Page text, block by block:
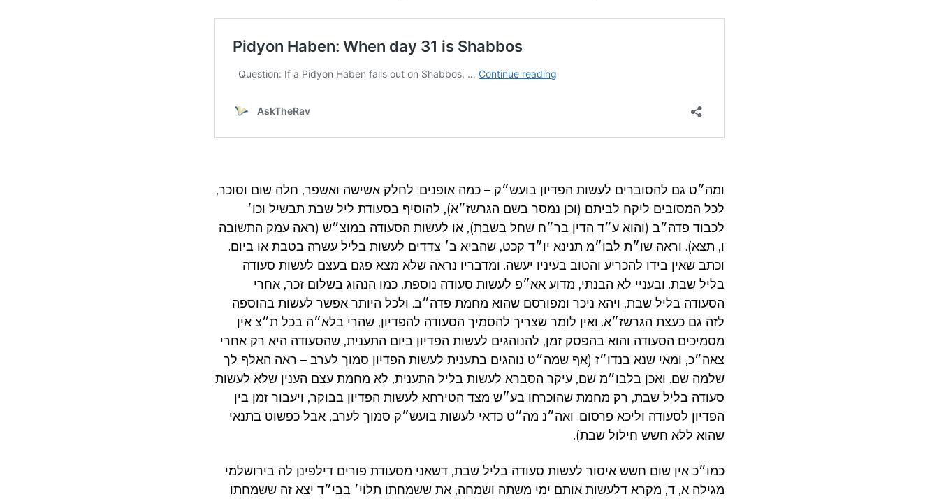
ומה״ט גם להסוברים לעשות הפדיון בועש״ק – כמה אופנים: לחלק אשישה ואשפר, חלה שום וסוכר,
לכל המסובים ליקח לביתם (וכן נמסר בשם הגרשז״א), להוסיף בסעודת ליל שבת תבשיל וכו׳
לכבוד פדה״ב (והוא ע״ד הדין בר״ח שחל בשבת), או לעשות הסעודה במוצ״ש (ראה עמק התשובה
ו, תצא). וראה שו״ת לבו״מ תנינא יו״ד קכט, שהביא ב׳ צדדים לעשות בליל עשרה בטבת או ביום.
וכתב שאין בידו להכריע והטוב בעיניו יעשה. ומדבריו נראה שלא מצא פגם בעצם לעשות סעודה
בליל שבת. ובעניי לא הבנתי, מדוע אא״פ לעשות סעודה נוספת, כמו הנהוג בשלום זכר, אחרי
הסעודה בליל שבת, ויהא ניכר ומפורסם שהוא מחמת פדה״ב. ולכל היותר אפשר לעשות בהוספה
לזה גם כעצת הגרשז״א. ואין לומר שצריך להסמיך הסעודה להפדיון, שהרי בלא״ה בכל ת״צ אין
מסמיכים הסעודה והוא בהפסק זמן, להנוהגים לעשות הפדיון ביום התענית, שהסעודה היא רק אחרי
צאה״כ, ומאי שנא בנדו״ז (אף שמה״ט נוהגים בתענית לעשות הפדיון סמוך לערב – ראה האלף לך
שלמה שם. ואכן בלבו״מ שם, עיקר הסברא לעשות בליל התענית, לא מחמת עצם הענין שלא לעשות
סעודה בליל שבת, רק מחמת שהוכרחו בע״ש מצד הטירחא לעשות הפדיון בבוקר, ויעבור זמן בין
הפדיון לסעודה וליכא פרסום. ואה״נ מה״ט כדאי לעשות בועש״ק סמוך לערב, אבל כפשוט בתנאי
שהוא ללא חשש חילול שבת).
כמו״כ אין שום חשש איסור לעשות סעודה בליל שבת, דשאני מסעודת פורים דילפינן לה בירושלמי
מגילה א, ד, מקרא דלעשות אותם ימי משתה ושמחה, את ששמחתו תלוי׳ בבי״ד יצא זה ששמחתו